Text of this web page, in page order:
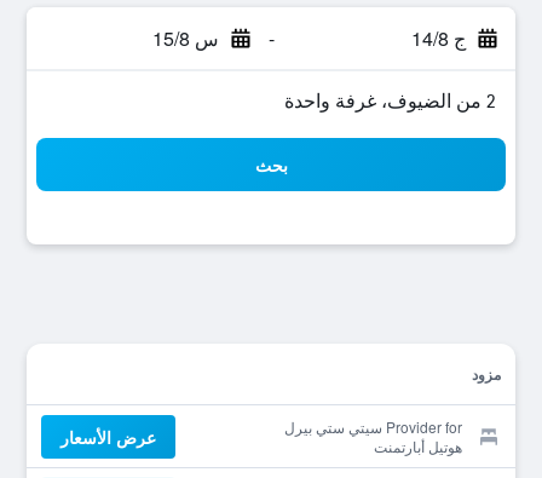
ج 14/8 - س 15/8
2 من الضيوف، غرفة واحدة
بحث
مزود
Provider for سيتي ستي بيرل
هوتيل أبارتمنت
عرض الأسعار